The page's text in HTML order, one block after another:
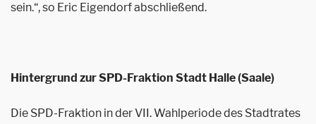
sein.“, so Eric Eigendorf abschließend.
Hintergrund zur SPD-Fraktion Stadt Halle (Saale)
Die SPD-Fraktion in der VII. Wahlperiode des Stadtrates